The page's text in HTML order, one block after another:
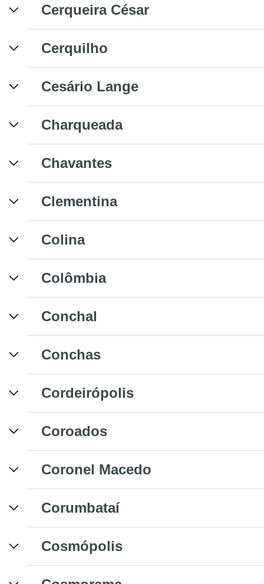
Cerqueira César
Cerquilho
Cesário Lange
Charqueada
Chavantes
Clementina
Colina
Colômbia
Conchal
Conchas
Cordeirópolis
Coroados
Coronel Macedo
Corumbataí
Cosmópolis